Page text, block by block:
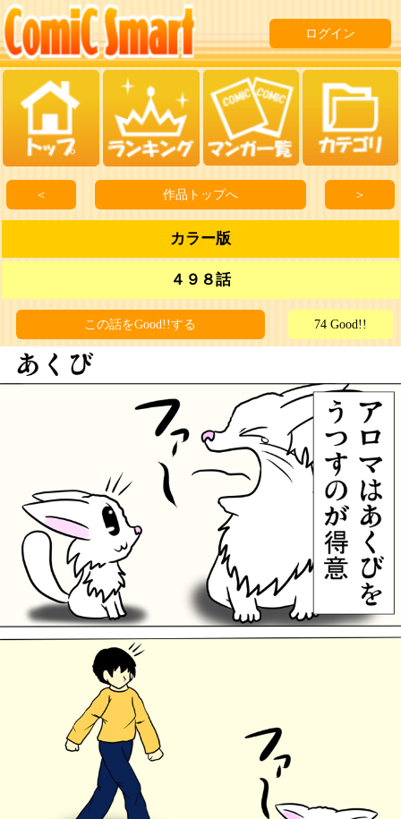
ログイン
＜ 作品トップへ ＞
カラー版
４９８話
この話をGood!!する 74 Good!!